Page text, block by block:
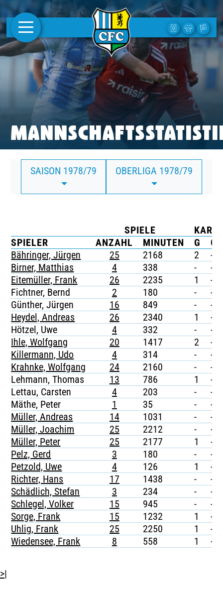
AKTUELLES
1. MANNSCHAFT
FRAUEN
CAMPUS
CLUB
CLUBMITGLIEDSCHAFT
BUSINESS
TICKETING
SAISON 1978/79 OBERLIGA 1978/79
SPIELE
SPIELER
ANZAHL MINUTEN G
G/
Bähringer, Jürgen
25 2168 2
-
Birner, Matthias
4 338 -
-
Eitemüller, Frank
26 2235 1
-
Fichtner, Bernd
2 180 -
-
Günther, Jürgen
16 849 -
-
Heydel, Andreas
26 2340 1
-
Hötzel, Uwe
4 332 -
-
Ihle, Wolfgang
20 1417 2
-
Killermann, Udo
4 314 -
-
Krahnke, Wolfgang
24 2160 -
-
Lehmann, Thomas
13 786 1
-
Lettau, Carsten
4 203 -
-
Mäthe, Peter
1 35 -
-
Müller, Andreas
14 1031 -
-
Müller, Joachim
25 2212 -
-
Müller, Peter
25 2177 1
-
Pelz, Gerd
3 180 -
-
Petzold, Uwe
4 126 1
-
Richter, Hans
17 1438 -
-
Schädlich, Stefan
3 234 -
-
Schlegel, Volker
15 945 -
-
Sorge, Frank
15 1232 1
-
Uhlig, Frank
25 2250 1
-
Wiedensee, Frank
8 558 1 -
>|